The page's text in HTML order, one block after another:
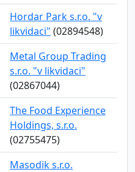
Hordar Park s.r.o. "v
likvidaci" (02894548)
Metal Group Trading
s.r.o. "v likvidaci"
(02867044)
The Food Experience
Holdings, s.r.o.
(02755475)
Masodik s.r.o.